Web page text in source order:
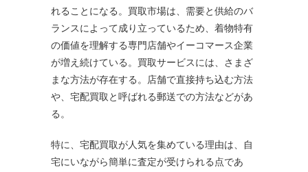
れることになる。買取市場は、需要と供給のバ
ランスによって成り立っているため、着物特有
の価値を理解する専門店舗やイーコマース企業
が増え続けている。買取サービスには、さまざ
まな方法が存在する。店舗で直接持ち込む方法
や、宅配買取と呼ばれる郵送での方法などがあ
る。
特に、宅配買取が人気を集めている理由は、自
宅にいながら簡単に査定が受けられる点であ